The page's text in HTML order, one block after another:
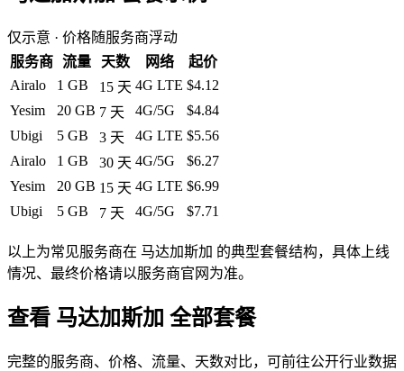
仅示意 · 价格随服务商浮动
服务商 流量 天数 网络
起价
Airalo
1 GB 15 天 4G LTE $4.12
Yesim
20 GB 7 天 4G/5G
$4.84
Ubigi
5 GB 3 天 4G LTE $5.56
Airalo
1 GB 30 天 4G/5G
$6.27
Yesim
20 GB 15 天 4G LTE $6.99
Ubigi
5 GB 7 天 4G/5G $7.71
以上为常见服务商在 马达加斯加 的典型套餐结构，具体上线
情况、最终价格请以服务商官网为准。
查看 马达加斯加 全部套餐
完整的服务商、价格、流量、天数对比，可前往公开行业数据